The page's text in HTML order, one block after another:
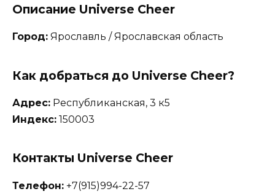
Описание Universe Cheer
Город: Ярославль / Ярославская область
Как добраться до Universe Cheer?
Адрес: Республиканская, 3 к5
Индекс: 150003
Контакты Universe Cheer
Телефон: +7(915)994-22-57